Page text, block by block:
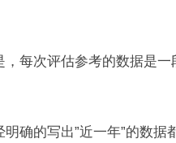
次评估参考的数据是一
的写出”近一年”的数据